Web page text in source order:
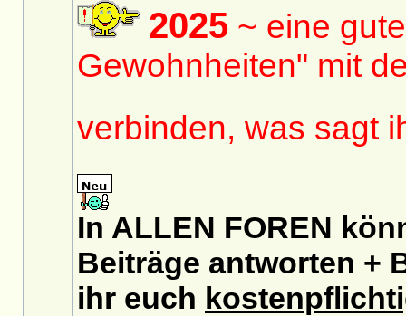
2025 ~ eine
Gewohnheiten" mit
verbinden, was sagt
In ALLEN FOREN
Beiträge antworten +
ihr euch